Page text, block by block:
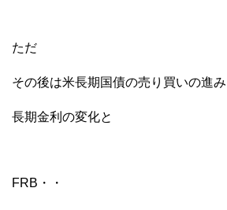
ただ
その後は米長期国債の売り買いの進み
長期金利の変化と
FRB・・